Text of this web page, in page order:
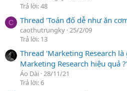
Trả lời: 48
C Thread 'Toán đố dễ như ăn
caothutrungky 25/2/09
Trả lời: 13
Thread 'Marketing Research là
Marketing Research hiệu quả ?'
Áo Dài 28/11/21
Trả lời: 6